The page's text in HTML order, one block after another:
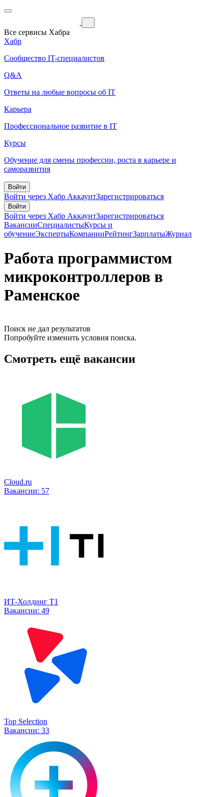
Все сервисы Хабра
Хабр
Сообщество IT-специалистов
Q&A
Ответы на любые вопросы об IT
Карьера
Профессиональное развитие в IT
Курсы
Обучение для смены профессии, роста в карьере и
саморазвития
Войти
Войти через Хабр АккаунтЗарегистрироваться
Войти
Войти через Хабр АккаунтЗарегистрироваться
ВакансииСпециалистыКурсы и
обучениеЭкспертыКомпанииРейтингЗарплатыЖурнал
Работа программистом
микроконтроллеров в
Раменское
Поиск не дал результатов
Попробуйте изменить условия поиска.
Смотреть ещё вакансии
Cloud.ru
Вакансии: 57
ИТ-Холдинг Т1
Вакансии: 49
Top Selection
Вакансии: 33